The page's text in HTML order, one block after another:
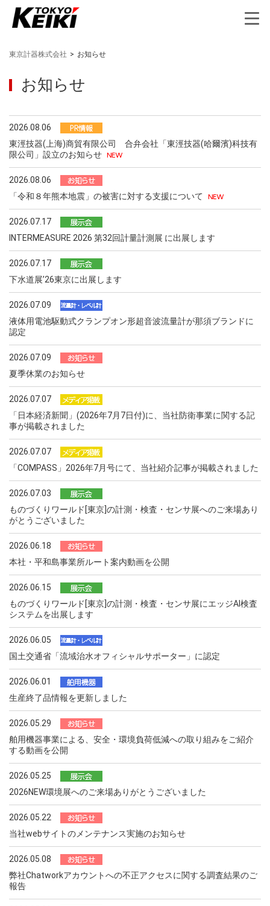
東京計器株式会社 > お知らせ
お知らせ
2026.08.06
東涇技器(上海)商貿有限公司 合弁会社「東涇技器(哈爾濱)科技有
限公司」設立のお知らせ
2026.08.06
「令和８年熊本地震」の被害に対する支援について
2026.07.17
INTERMEASURE 2026 第32回計量計測展 に出展します
2026.07.17
下水道展ʼ26東京に出展します
2026.07.09
液体用電池駆動式クランプオン形超音波流量計が那須ブランドに
認定
2026.07.09
夏季休業のお知らせ
2026.07.07
「日本経済新聞」(2026年7月7日付)に、当社防衛事業に関する記
事が掲載されました
2026.07.07
「COMPASS」2026年7月号にて、当社紹介記事が掲載されました
2026.07.03
ものづくりワールド[東京]の計測・検査・センサ展へのご来場あり
がとうございました
2026.06.18
本社・平和島事業所ルート案内動画を公開
2026.06.15
ものづくりワールド[東京]の計測・検査・センサ展にエッジAI検査
システムを出展します
2026.06.05
国土交通省「流域治水オフィシャルサポーター」に認定
2026.06.01
生産終了品情報を更新しました
2026.05.29
舶用機器事業による、安全・環境負荷低減への取り組みをご紹介
する動画を公開
2026.05.25
2026NEW環境展へのご来場ありがとうございました
2026.05.22
当社webサイトのメンテナンス実施のお知らせ
2026.05.08
弊社Chatworkアカウントへの不正アクセスに関する調査結果のご
報告